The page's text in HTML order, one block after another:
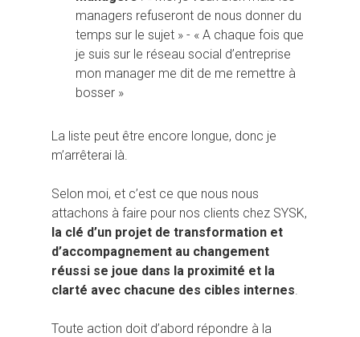
managers refuseront de nous donner du
temps sur le sujet » - « A chaque fois que
je suis sur le réseau social d’entreprise
mon manager me dit de me remettre à
bosser »
La liste peut être encore longue, donc je
m’arrêterai là.
Selon moi, et c’est ce que nous nous
attachons à faire pour nos clients chez SYSK,
la clé d’un projet de transformation et
d’accompagnement au changement
réussi se joue dans la proximité et la
clarté avec chacune des cibles internes.
Toute action doit d’abord répondre à la